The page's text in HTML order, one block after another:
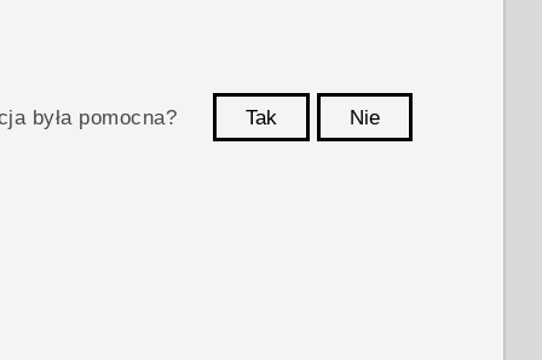
była pomocna? Tak
Nie